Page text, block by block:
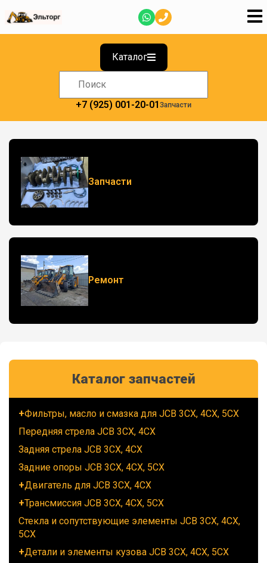
Каталог
+7 (925) 001-20-01 Запчасти
Запчасти
Ремонт
Каталог запчастей
Фильтры, масло и смазка для JCB 3CX, 4CX, 5CX
Передняя стрела JCB 3CX, 4CX
Задняя стрела JCB 3CX, 4CX
Задние опоры JCB 3CX, 4CX, 5CX
Двигатель для JCB 3CX, 4CX
Трансмиссия JCB 3CX, 4CX, 5CX
Стекла и сопутствующие элементы JCB 3CX, 4CX,
5CX
Детали и элементы кузова JCB 3CX, 4CX, 5CX